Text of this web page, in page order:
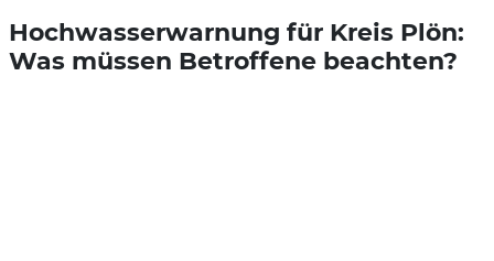
Hochwasserwarnung für Kreis Plön:
Was müssen Betroffene beachten?